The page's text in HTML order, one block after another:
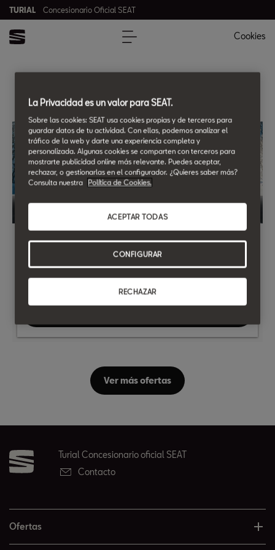
TURIAL Concesionario Oficial SEAT
Cookies
Revisión Pre-ITV gratis.
Preparamos tu SEAT para que pases la ITV sin ningún
problema.
Ver más ofertas
Turial Concesionario oficial SEAT
Contacto
Ofertas
La Privacidad es un valor para SEAT.
Sobre las cookies: SEAT usa cookies propias y de terceros para
guardar datos de tu actividad. Con ellas, podemos analizar el
tráfico de la web y darte una experiencia completa y
personalizada. Algunas cookies se comparten con terceros para
mostrarte publicidad online más relevante. Puedes aceptar,
rechazar, o gestionarlas en el configurador. ¿Quieres saber más?
Consulta nuestra
Política de Cookies.
RECHAZAR
ACEPTAR TODAS
CONFIGURAR